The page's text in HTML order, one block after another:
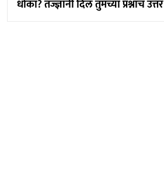
धोका? तज्ज्ञांनी दिलं तुमच्या प्रश्नाचं उत्तर